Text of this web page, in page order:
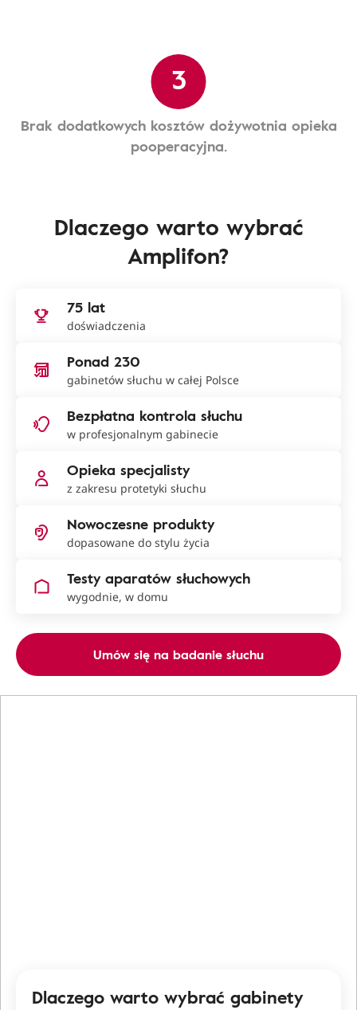
3
Brak dodatkowych kosztów dożywotnia opieka
pooperacyjna.
Dlaczego warto wybrać
Amplifon?
75 lat
doświadczenia
Ponad 230
gabinetów słuchu w całej Polsce
Bezpłatna kontrola słuchu
w profesjonalnym gabinecie
Opieka specjalisty
z zakresu protetyki słuchu
Nowoczesne produkty
dopasowane do stylu życia
Testy aparatów słuchowych
wygodnie, w domu
Umów się na badanie słuchu
Dlaczego warto wybrać gabinety